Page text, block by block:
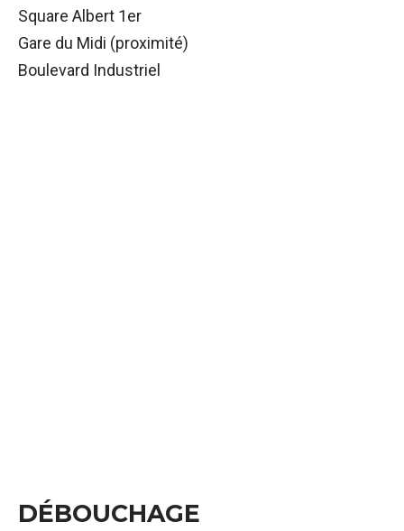
Square Albert 1er
Gare du Midi (proximité)
Boulevard Industriel
DÉBOUCHAGE